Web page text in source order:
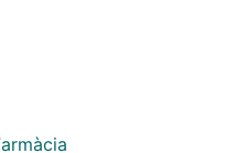
tesis fue la
de proteínas insulators
proteína insulator
desarrollo. CTCF juega